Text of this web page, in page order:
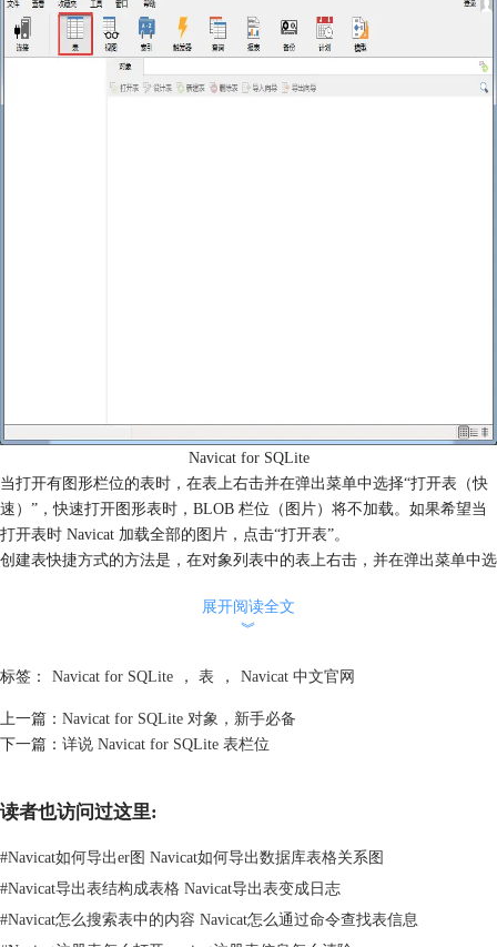
Navicat for SQLite
当打开有图形栏位的表时，在表上右击并在弹出菜单中选择“打开表（快
速）”，快速打开图形表时，BLOB 栏位（图片）将不加载。如果希望当
打开表时 Navicat 加载全部的图片，点击“打开表”。
创建表快捷方式的方法是，在对象列表中的表上右击，并在弹出菜单中选
直接输入数据而无需打开主 Navicat。
展开阅读全文
︾
标签： Navicat for SQLite ， 表 ， Navicat 中文官网
上一篇： Navicat for SQLite 对象，新手必备
下一篇： 详说 Navicat for SQLite 表栏位
读者也访问过这里:
#Navicat如何导出er图 Navicat如何导出数据库表格关系图
#Navicat导出表结构成表格 Navicat导出表变成日志
#Navicat怎么搜索表中的内容 Navicat怎么通过命令查找表信息